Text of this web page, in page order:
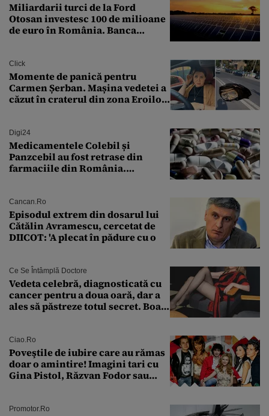
Miliardarii turci de la Ford
Otosan investesc 100 de milioane
de euro în România. Banca
Click
Momente de panică pentru
Carmen Șerban. Mașina vedetei a
căzut în craterul din zona Eroilor:
Digi24
Medicamentele Colebil și
Panzcebil au fost retrase din
farmaciile din România.
Cancan.ro
Episodul extrem din dosarul lui
Cătălin Avramescu, cercetat de
DIICOT: 'A plecat în pădure cu o
Ce Se Întâmplă Doctore
Vedeta celebră, diagnosticată cu
cancer pentru a doua oară, dar a
ales să păstreze totul secret. Boala
Ciao.ro
Poveştile de iubire care au rămas
doar o amintire! Imagini tari cu
Gina Pistol, Răzvan Fodor sau
Promotor.ro